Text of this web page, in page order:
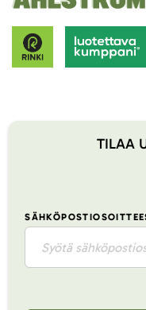
TILAA